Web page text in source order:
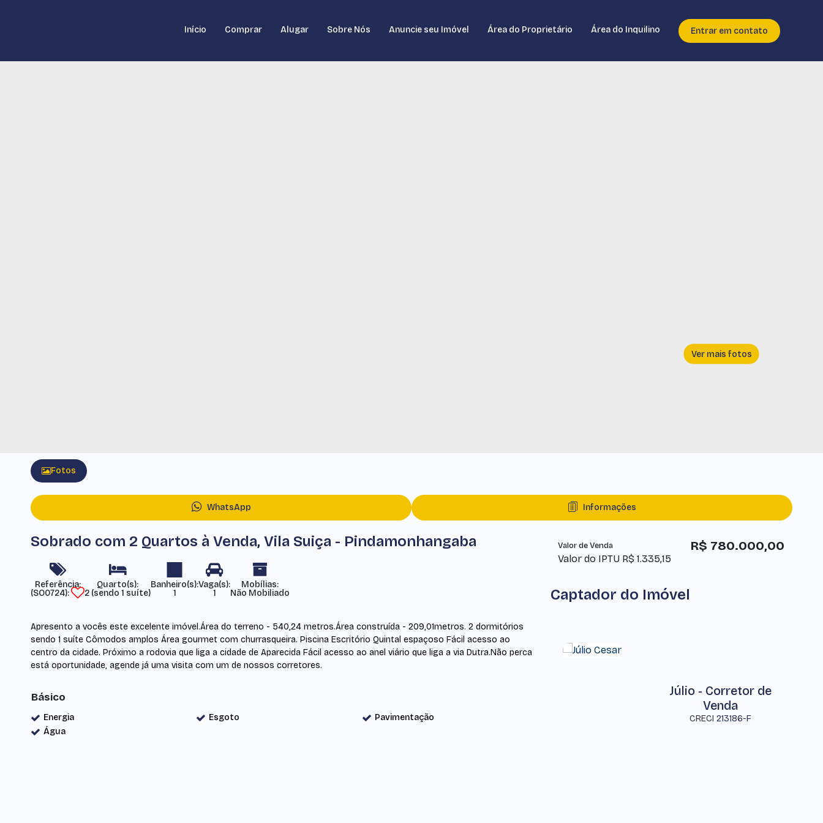
Área do Inquilino
Área do Proprietário
Anuncie seu Imóvel
Sobre Nós
Alugar
Comprar
Início Entrar em contato
Fotos
WhatsApp Informações
Sobrado com 2 Quartos à Venda, Vila Suiça - Pindamonhangaba
Referência:
(SO0724)
2 (sendo 1 suíte) 1 1
Mobílias:
Não Mobiliado
Apresento a vocês este excelente imóvel.Área do terreno - 540,24 metros.Área construída - 209,01metros. 2 dormitórios
sendo 1 suíte Cômodos amplos Área gourmet com churrasqueira. Piscina Escritório Quintal espaçoso Fácil acesso ao
centro da cidade. Próximo a rodovia que liga a cidade de Aparecida Fácil acesso ao anel viário que liga a via Dutra.Não perca
está oportunidade, agende já uma visita com um de nossos corretores.
Básico
Energia Esgoto
Pavimentação
Água
R$ 780.000,00
Valor de Venda
Valor do IPTU R$ 1.335,15
Captador do Imóvel
Júlio - Corretor de
Venda
CRECI 213186-F